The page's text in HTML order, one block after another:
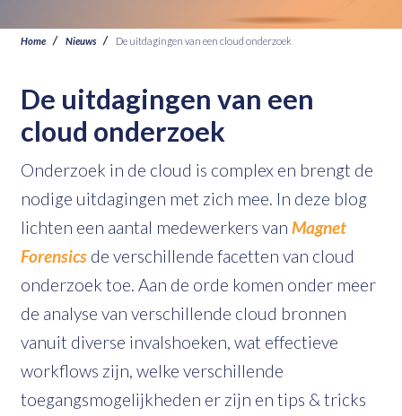
Home Nieuws De uitdagingen van een cloud onderzoek
De uitdagingen van een
cloud onderzoek
Onderzoek in de cloud is complex en brengt de
nodige uitdagingen met zich mee. In deze blog
lichten een aantal medewerkers van Magnet
Forensics de verschillende facetten van cloud
onderzoek toe. Aan de orde komen onder meer
de analyse van verschillende cloud bronnen
vanuit diverse invalshoeken, wat effectieve
workflows zijn, welke verschillende
toegangsmogelijkheden er zijn en tips & tricks